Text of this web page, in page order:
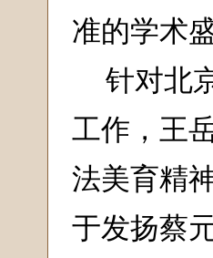
准的学术
针对北
工作，王
法美育精
于发扬蔡